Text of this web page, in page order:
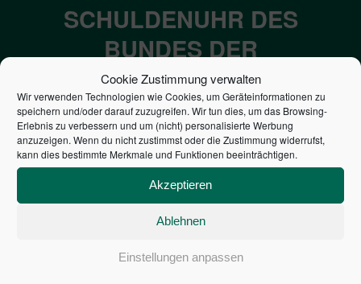
Cookie Zustimmung verwalten
Wir verwenden Technologien wie Cookies, um Geräteinformationen zu
speichern und/oder darauf zuzugreifen. Wir tun dies, um das Browsing-
Erlebnis zu verbessern und um (nicht) personalisierte Werbung
anzuzeigen. Wenn du nicht zustimmst oder die Zustimmung widerrufst,
kann dies bestimmte Merkmale und Funktionen beeinträchtigen.
Akzeptieren
Ablehnen
Einstellungen anpassen
SCHULDENUHR DES
BUNDES DER
STEUERZAHLER
7,052€
NEUVERSCHULDUNG